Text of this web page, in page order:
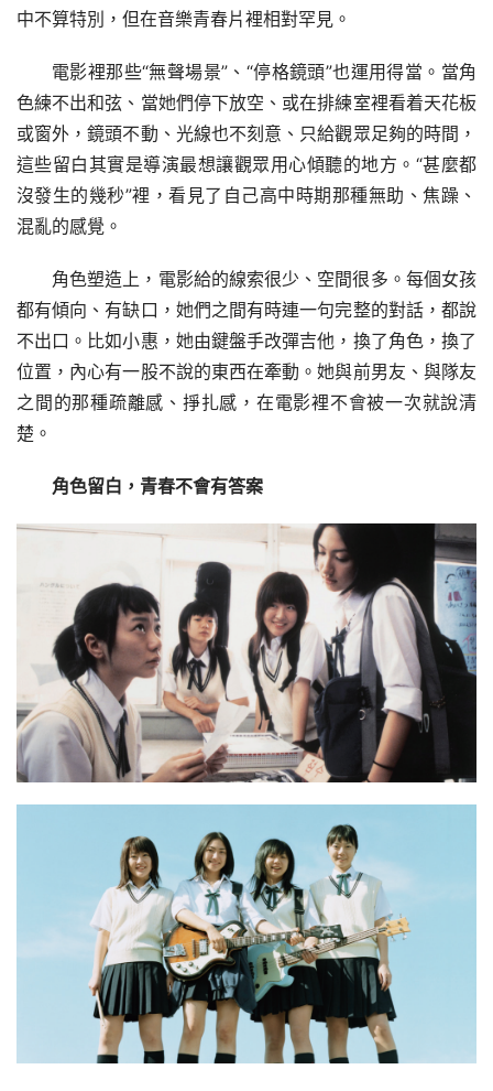
中不算特別，但在音樂青春片裡相對罕見。
電影裡那些“無聲場景”、“停格鏡頭”也運用得當。當角
色練不出和弦、當她們停下放空、或在排練室裡看着天花板
或窗外，鏡頭不動、光線也不刻意、只給觀眾足夠的時間，
這些留白其實是導演最想讓觀眾用心傾聽的地方。“甚麼都
沒發生的幾秒”裡，看見了自己高中時期那種無助、焦躁、
混亂的感覺。
角色塑造上，電影給的線索很少、空間很多。每個女孩
都有傾向、有缺口，她們之間有時連一句完整的對話，都說
不出口。比如小惠，她由鍵盤手改彈吉他，換了角色，換了
位置，內心有一股不說的東西在牽動。她與前男友、與隊友
之間的那種疏離感、掙扎感，在電影裡不會被一次就說清
楚。
角色留白，青春不會有答案